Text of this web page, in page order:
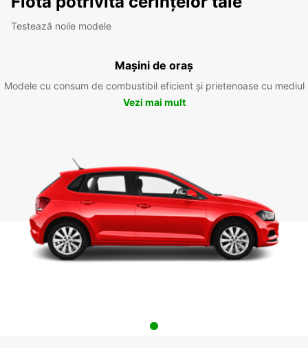
Testează noile modele
Mașini de oraș
Modele cu consum de combustibil eficient și prietenoase cu mediul
Vezi mai mult